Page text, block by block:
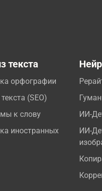
текста
орфографии
(SEO)
к слову
иностранных
ИИ-
ИИ-